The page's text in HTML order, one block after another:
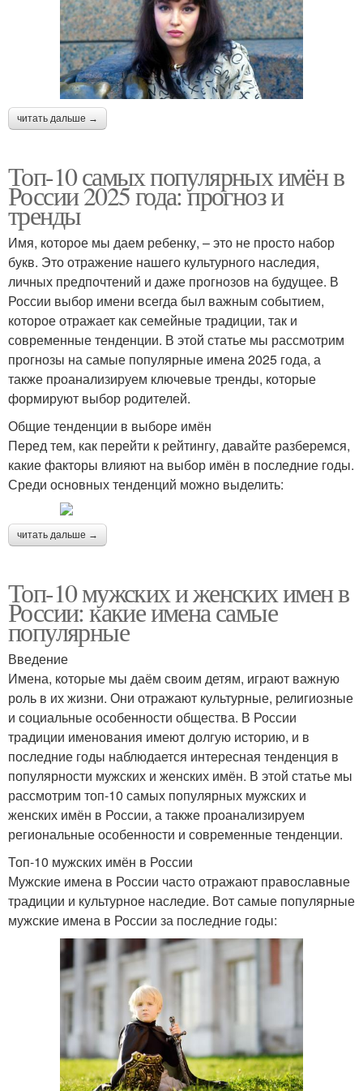
читать дальше →
Топ-10 самых популярных имён в
России 2025 года: прогноз и
тренды
Имя, которое мы даем ребенку, – это не просто набор
букв. Это отражение нашего культурного наследия,
личных предпочтений и даже прогнозов на будущее. В
России выбор имени всегда был важным событием,
которое отражает как семейные традиции, так и
современные тенденции. В этой статье мы рассмотрим
прогнозы на самые популярные имена 2025 года, а
также проанализируем ключевые тренды, которые
формируют выбор родителей.
Общие тенденции в выборе имён
Перед тем, как перейти к рейтингу, давайте разберемся,
какие факторы влияют на выбор имён в последние годы.
Среди основных тенденций можно выделить:
читать дальше →
Топ-10 мужских и женских имен в
России: какие имена самые
популярные
Введение
Имена, которые мы даём своим детям, играют важную
роль в их жизни. Они отражают культурные, религиозные
и социальные особенности общества. В России
традиции именования имеют долгую историю, и в
последние годы наблюдается интересная тенденция в
популярности мужских и женских имён. В этой статье мы
рассмотрим топ-10 самых популярных мужских и
женских имён в России, а также проанализируем
региональные особенности и современные тенденции.
Топ-10 мужских имён в России
Мужские имена в России часто отражают православные
традиции и культурное наследие. Вот самые популярные
мужские имена в России за последние годы: